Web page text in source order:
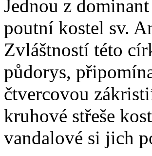
Jednou z
poutní kostel sv.
Zvláštností této
půdorys,
čtvercovou
kruhové střeše
vandalové si jich